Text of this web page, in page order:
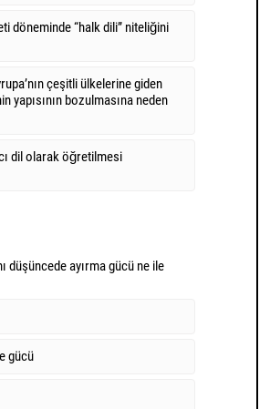
döneminde “halk dili” niteliğini
çeşitli ülkelerine giden
yapısının bozulmasına neden
dil olarak öğretilmesi
düşüncede ayırma gücü ne ile
gücü